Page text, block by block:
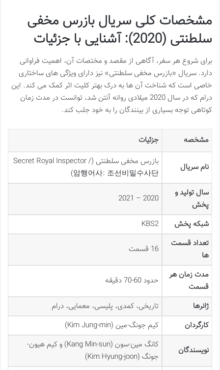
مشخصات کلی سریال بازرس مخفی
سلطنتی (2020): آشنایی با جزئیات
برای شروع هر سفر، آگاهی از مقصد و مختصات آن، اهمیت فراوانی
دارد. سریال «بازرس مخفی سلطنتی» نیز دارای ویژگی های ساختاری
خاصی است که شناخت آن ها به درک بهتر کلیت اثر کمک می کند. این
درام که در سال 2020 میلادی روانه آنتن شد، توانست در مدت زمان
کوتاهی توجه بسیاری از بینندگان را به خود جلب کند.
مشخصه جزئیات
نام سریال
بازرس مخفی سلطنتی (Secret Royal Inspector /
암행어사: 조선비밀수사단)
سال تولید و
پخش
2020 – 2021
شبکه پخش
KBS2
تعداد قسمت
ها
16 قسمت
مدت زمان هر
قسمت
حدود 60-70 دقیقه
ژانرها
تاریخی، کمدی، پلیسی، معمایی، درام
کارگردان
کیم جونگ-مین (Kim Jung-min)
نویسندگان
کانگ مین-سون (Kang Min-sun) و کیم هیون-
جونگ (Kim Hyung-joon)